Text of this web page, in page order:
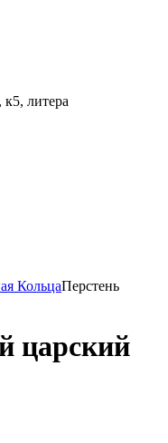
литера
КольцаПерстень
царский